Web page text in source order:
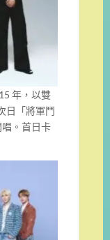
年，以雙
日「將軍鬥
。首日卡